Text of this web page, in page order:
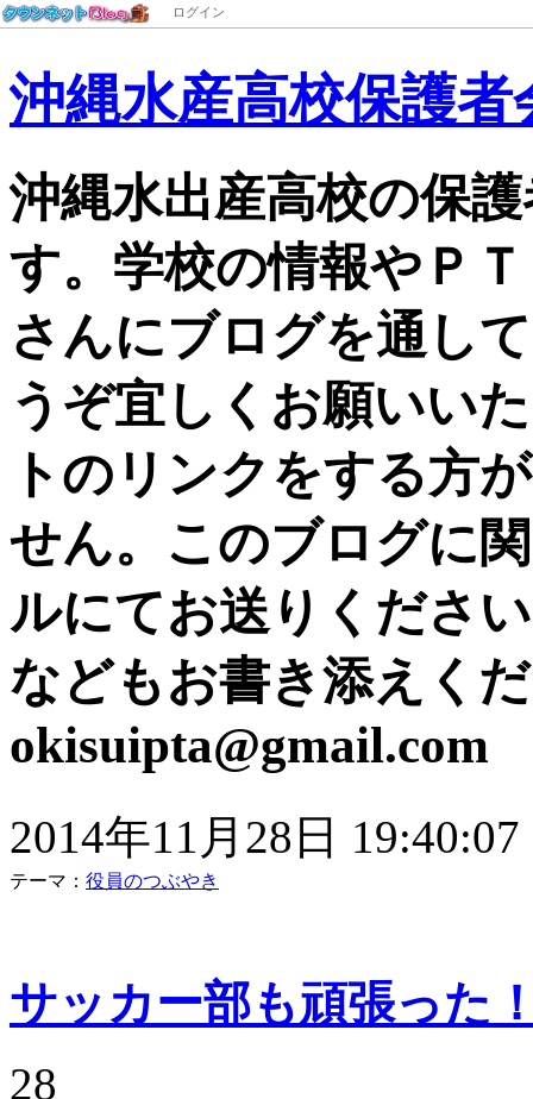
ログイン
沖縄水産高校保護者
沖縄水出産高校の保
す。学校の情報やＰ
さんにブログを通し
うぞ宜しくお願いい
トのリンクをする方
せん。このブログに
ルにてお送りくださ
などもお書き添えく
okisuipta@gmail.com
2014年11月28日 19:40:07
テーマ： 役員のつぶやき
サッカー部も頑張った
28